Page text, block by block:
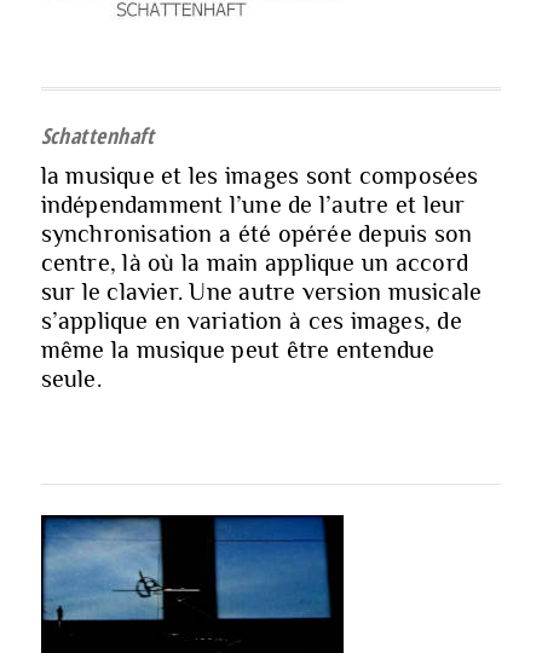
Schattenhaft
la musique et les images sont composées
indépendamment l’une de l’autre et leur
synchronisation a été opérée depuis son
centre, là où la main applique un accord
sur le clavier. Une autre version musicale
s’applique en variation à ces images, de
même la musique peut être entendue
seule.